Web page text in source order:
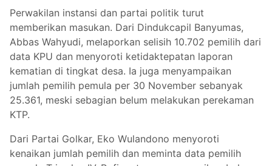
Perwakilan instansi dan partai politik turut
memberikan masukan. Dari Dindukcapil Banyumas,
Abbas Wahyudi, melaporkan selisih 10.702 pemilih dari
data KPU dan menyoroti ketidaktepatan laporan
kematian di tingkat desa. Ia juga menyampaikan
jumlah pemilih pemula per 30 November sebanyak
25.361, meski sebagian belum melakukan perekaman
KTP.
Dari Partai Golkar, Eko Wulandono menyoroti
kenaikan jumlah pemilih dan meminta data pemilih